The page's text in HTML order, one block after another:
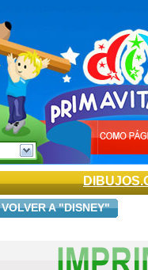
VOLVER A "DISNEY"